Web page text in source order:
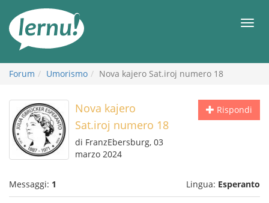
all’indice
Forum Umorismo Nova kajero Sat.iroj numero 18
Rispondi
Nova kajero
Sat.iroj numero 18
di FranzEbersburg, 03
marzo 2024
Messaggi: 1 Lingua: Esperanto